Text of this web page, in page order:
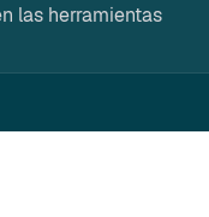
las herramientas